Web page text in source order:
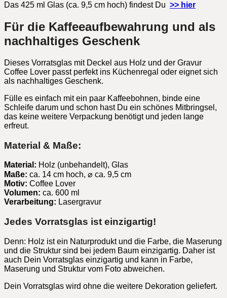
Das 425 ml Glas (ca. 9,5 cm hoch) findest Du >> hier
Für die Kaffeeaufbewahrung und als
nachhaltiges Geschenk
Dieses Vorratsglas mit Deckel aus Holz und der Gravur
Coffee Lover passt perfekt ins Küchenregal oder eignet sich
als nachhaltiges Geschenk.
Fülle es einfach mit ein paar Kaffeebohnen, binde eine
Schleife darum und schon hast Du ein schönes Mitbringsel,
das keine weitere Verpackung benötigt und jeden lange
erfreut.
Material & Maße:
Material: Holz (unbehandelt), Glas
Maße: ca. 14 cm hoch, ⌀ ca. 9,5 cm
Motiv: Coffee Lover
Volumen: ca. 600 ml
Verarbeitung: Lasergravur
Jedes Vorratsglas ist einzigartig!
Denn: Holz ist ein Naturprodukt und die Farbe, die Maserung
und die Struktur sind bei jedem Baum einzigartig. Daher ist
auch Dein Vorratsglas einzigartig und kann in Farbe,
Maserung und Struktur vom Foto abweichen.
Dein Vorratsglas wird ohne die weitere Dekoration geliefert.